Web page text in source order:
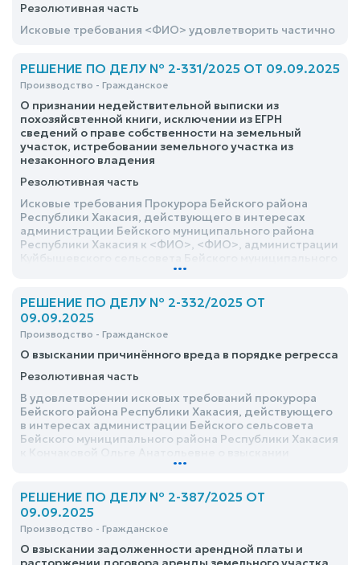
Резолютивная часть
Исковые требования <ФИО> удовлетворить частично
РЕШЕНИЕ ПО ДЕЛУ № 2-331/2025 ОТ 09.09.2025
Производство - Гражданское
О признании недействительной выписки из
похозяйсвтенной книги, исключении из ЕГРН
сведений о праве собственности на земельный
участок, истребовании земельного участка из
незаконного владения
Резолютивная часть
Исковые требования Прокурора Бейского района
Республики Хакасия, действующего в интересах
администрации Бейского муниципального района
Республики Хакасия к <ФИО>, <ФИО>, администрации
района Республики Хакасия о признании
книги, исключении из ЕГРН сведений о праве
собственности на земельный участок, истребовании
земельного участка из незаконного владения
удовлетворить
...
РЕШЕНИЕ ПО ДЕЛУ № 2-332/2025 ОТ
09.09.2025
Производство - Гражданское
О взыскании причинённого вреда в порядке регресса
Резолютивная часть
В удовлетворении исковых требований прокурора
Бейского района Республики Хакасия, действующего
в интересах администрации Бейского сельсовета
Бейского муниципального района Республики Хакасия
причинённого вреда в порядке регресса отказать
...
РЕШЕНИЕ ПО ДЕЛУ № 2-387/2025 ОТ
09.09.2025
Производство - Гражданское
О взыскании задолженности арендной платы и